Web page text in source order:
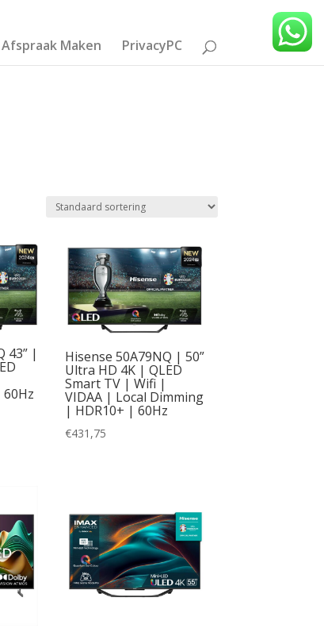
Afspraak Maken PrivacyPC
Beeldschermdiagonaal
32(1)
43(19)
50(32)
100
58
75
77
voorraad in centraal magazijn
43” | Hisense 50A79NQ | 50”
Ultra HD 4K | QLED
Smart TV | Wifi |
VIDAA | Local Dimming
| HDR10+ | 60Hz
€431,75